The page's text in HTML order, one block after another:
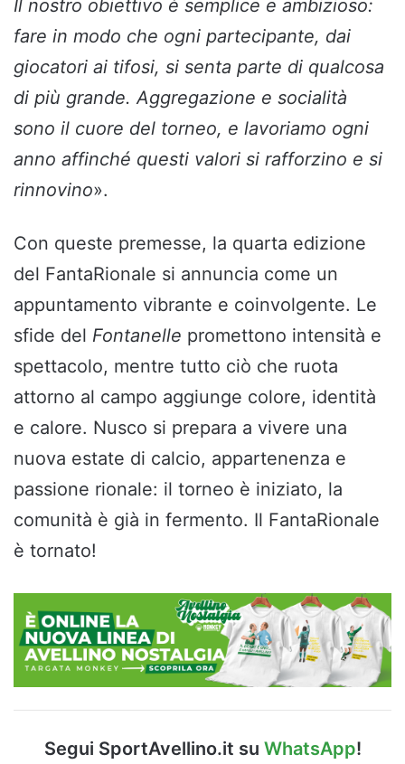
Il nostro obiettivo è semplice e ambizioso:
fare in modo che ogni partecipante, dai
giocatori ai tifosi, si senta parte di qualcosa
di più grande. Aggregazione e socialità
sono il cuore del torneo, e lavoriamo ogni
anno affinché questi valori si rafforzino e si
rinnovino».
Con queste premesse, la quarta edizione
del FantaRionale si annuncia come un
appuntamento vibrante e coinvolgente. Le
sfide del Fontanelle promettono intensità e
spettacolo, mentre tutto ciò che ruota
attorno al campo aggiunge colore, identità
e calore. Nusco si prepara a vivere una
nuova estate di calcio, appartenenza e
passione rionale: il torneo è iniziato, la
comunità è già in fermento. Il FantaRionale
è tornato!
Segui SportAvellino.it su WhatsApp!